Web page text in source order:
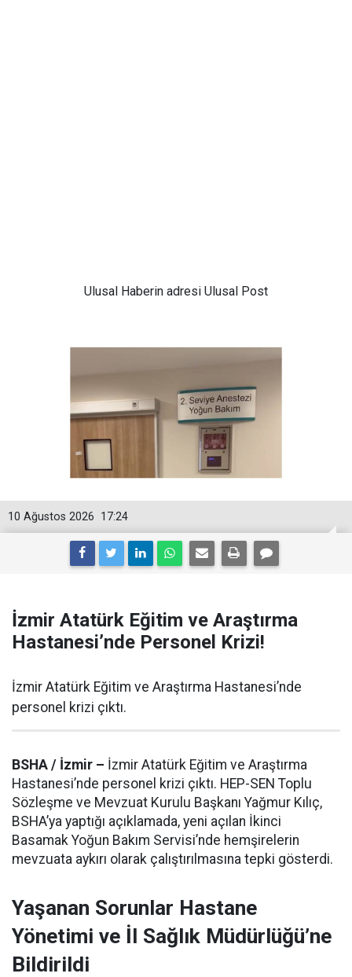
Ulusal Haberin adresi Ulusal Post
17:24
10 Ağustos 2026
İzmir Atatürk Eğitim ve Araştırma
Hastanesi’nde Personel Krizi!
İzmir Atatürk Eğitim ve Araştırma Hastanesi’nde
personel krizi çıktı.
BSHA / İzmir – İzmir Atatürk Eğitim ve Araştırma
Hastanesi’nde personel krizi çıktı. HEP-SEN Toplu
Sözleşme ve Mevzuat Kurulu Başkanı Yağmur Kılıç,
BSHA’ya yaptığı açıklamada, yeni açılan İkinci
Basamak Yoğun Bakım Servisi’nde hemşirelerin
mevzuata aykırı olarak çalıştırılmasına tepki gösterdi.
Yaşanan Sorunlar Hastane
Yönetimi ve İl Sağlık Müdürlüğü’ne
Bildirildi